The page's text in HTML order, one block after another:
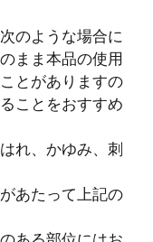
のような場合に
まま本品の使用
とがありますの
ことをおすすめ
れ、かゆみ、刺
あたって上記の